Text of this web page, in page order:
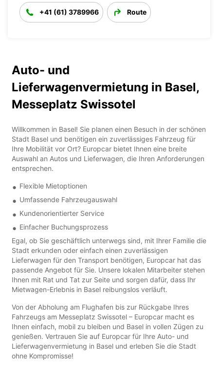
+41 (61) 3789966 Route
Auto- und
Lieferwagenvermietung in Basel,
Messeplatz Swissotel
Willkommen in Basel! Sie planen einen Besuch in der schönen
Stadt Basel und benötigen ein zuverlässiges Fahrzeug für
Ihre Mobilität vor Ort? Europcar bietet Ihnen eine breite
Auswahl an Autos und Lieferwagen, die Ihren Anforderungen
entsprechen.
Flexible Mietoptionen
Umfassende Fahrzeugauswahl
Kundenorientierter Service
Einfacher Buchungsprozess
Egal, ob Sie geschäftlich unterwegs sind, mit Ihrer Familie die
Stadt erkunden oder einfach einen zuverlässigen
Lieferwagen für den Transport benötigen, Europcar hat das
passende Angebot für Sie. Unsere lokalen Mitarbeiter stehen
Ihnen mit Rat und Tat zur Seite und sorgen dafür, dass Ihr
Mietwagen-Erlebnis in Basel reibungslos verläuft.
Von der Abholung am Flughafen bis zur Rückgabe Ihres
Fahrzeugs am Messeplatz Swissotel – Europcar macht es
Ihnen einfach, mobil zu bleiben und Basel in vollen Zügen zu
genießen. Vertrauen Sie auf Europcar für Ihre Auto- und
Lieferwagenvermietung in Basel und erleben Sie die Stadt
ohne Kompromisse!